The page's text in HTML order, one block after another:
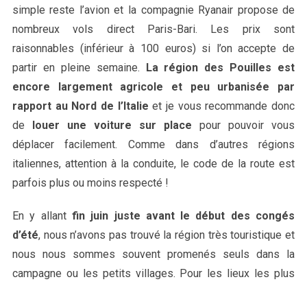
simple reste l’avion et la compagnie Ryanair propose de
nombreux vols direct Paris-Bari. Les prix sont
raisonnables (inférieur à 100 euros) si l’on accepte de
partir en pleine semaine.
La région des Pouilles est
encore largement agricole et peu urbanisée par
rapport au Nord de l’Italie et je vous recommande donc
de
louer une voiture sur place pour pouvoir vous
déplacer facilement. Comme dans d’autres régions
italiennes, attention à la conduite, le code de la route est
parfois plus ou moins respecté !
En y allant fin juin juste avant le début des congés
d’été, nous n’avons pas trouvé la région très touristique et
nous nous sommes souvent promenés seuls dans la
campagne ou les petits villages. Pour les lieux les plus